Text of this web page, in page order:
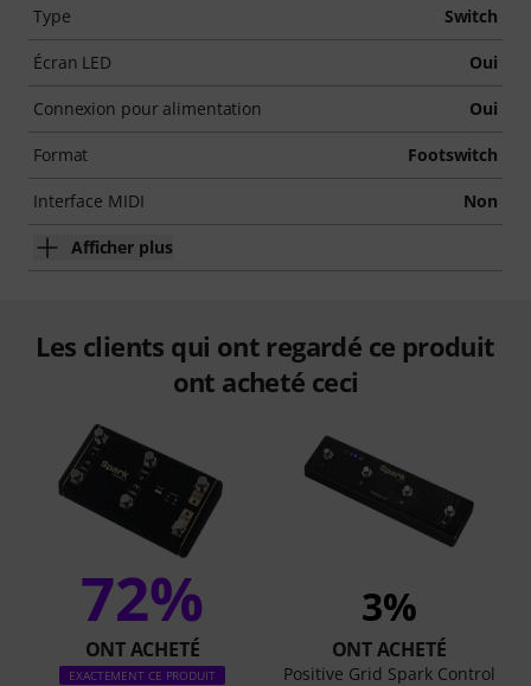
Type Switch
Écran LED Oui
Connexion pour alimentation Oui
Format Footswitch
Interface MIDI Non
Afficher plus
Les clients qui ont regardé ce produit
ont acheté ceci
72%
ONT ACHETÉ
EXACTEMENT CE PRODUIT
3%
ONT ACHETÉ
Positive Grid Spark Control